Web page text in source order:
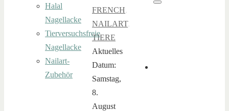
FRENCH,
NAILART,
TIERE
Aktuelles
Datum:
Samstag,
8.
August
Halal
Nagellacke
Tierversuchsfreie
Nagellacke
Nailart-
Zubehör
Suchen